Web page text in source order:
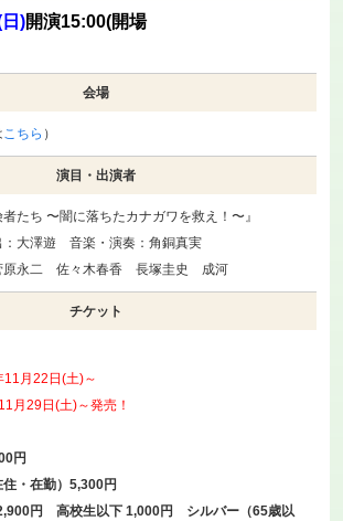
)開演15:00(開場
会場
こちら ）
演目・出演者
たち 〜闇に落ちたカナガワを救え！〜』
大澤遊 音楽・演奏：角銅真実
原永二 佐々木春香 長塚圭史 成河
チケット
月22日(土)～
月29日(土)～発売！
円
・在勤）5,300円
円 高校生以下 1,000円 シルバー（65歳以